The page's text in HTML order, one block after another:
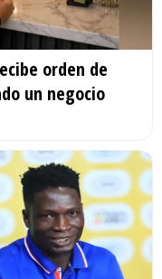
orden de
un negocio